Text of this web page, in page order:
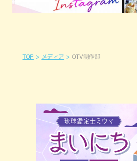
TOP メディア OTV制作部